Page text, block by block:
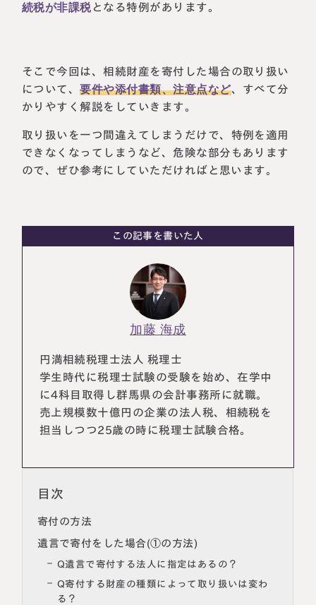
大阪府大阪市北区角田町8番47号
大宮事務所
埼玉県さいたま市大宮区桜木町一丁目
195番地1
大宮ソラミチKOZ4階
Access
続税が非課税 となる特例があります。
そこで今回は、相続財産を寄付した場合の取り扱い
について、要件や添付書類、注意点など、すべて分
かりやすく解説をしていきます。
取り扱いを一つ間違えてしまうだけで、特例を適用
できなくなってしまうなど、危険な部分もあります
ので、ぜひ参考にしていただければと思います。
この記事を書いた人
加藤 海成
円満相続税理士法人 税理士
学生時代に税理士試験の受験を始め、在学中
に4科目取得し群馬県の会計事務所に就職。
売上規模数十億円の企業の法人税、相続税を
担当しつつ25歳の時に税理士試験合格。
目次
寄付の方法
遺言で寄付をした場合(①の方法)
Q遺言で寄付する法人に指定はあるの？
Q寄付する財産の種類によって取り扱いは変わ
る？